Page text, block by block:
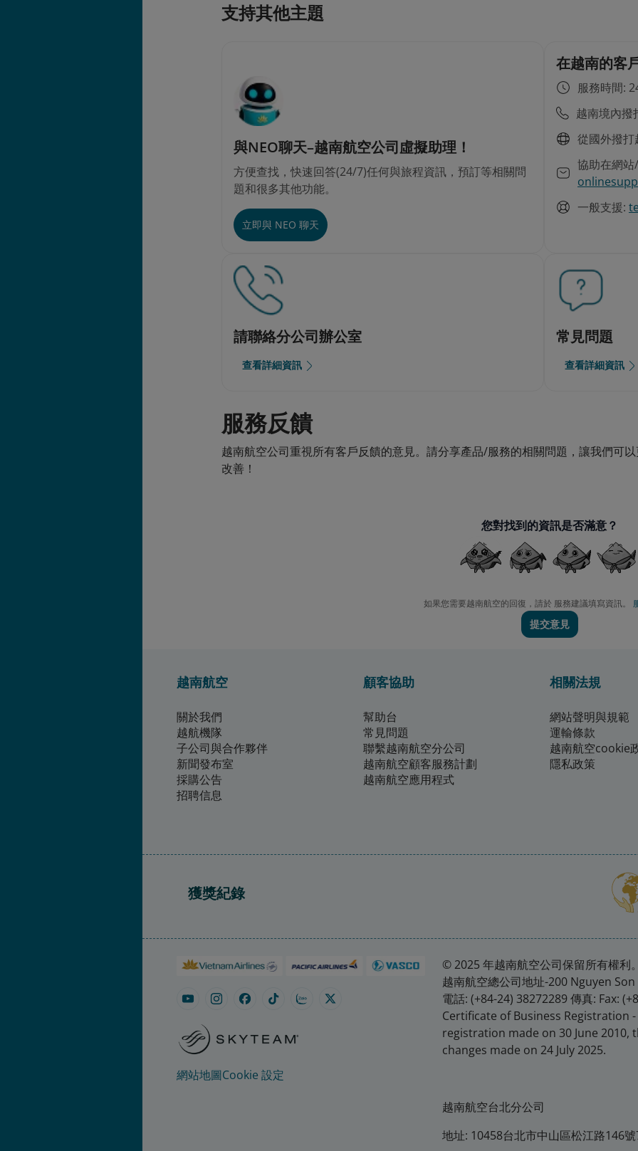
支持其他主題
與NEO聊天–越南航空公司虛擬助理！
方便查找，快速回答(24/7)任何與旅程資訊，預訂等相關問
題和很多其他功能。
立即與 NEO 聊天
在越南的客
服務時間:
越南境內撥
從國外撥打
協助在網
一般支援:
請聯絡分公司辦公室
查看詳細資訊
常見問題
查看詳細資訊
服務反饋
越南航空公司重視所有客戶反饋的意見。請分享產品/服務的相關問題，讓我們可
改善！
您對找到的資訊是否滿意？
如果您需要越南航空的回復，請於 服務建議填寫資訊。
提交意見
越南航空
關於我們
越航機隊
子公司與合作夥伴
新聞發布室
採購公告
招聘信息
顧客協助
幫助台
常見問題
聯繫越南航空分公司
越南航空顧客服務計劃
越南航空應用程式
相關法規
網站聲明與規範
運輸條款
越南航空cookie
隱私政策
獲獎紀錄
網站地圖Cookie 設定
© 2025 年越南航空公司保留所有權利
越南航空總公司地址-200 Nguyen
電話: (+84-24) 38272289 傳真: Fax:
Certificate of Business Registration
registration made on 30 June
changes made on 24 July 2025.
越南航空台北分公司
地址: 10458台北市中山區松江路146